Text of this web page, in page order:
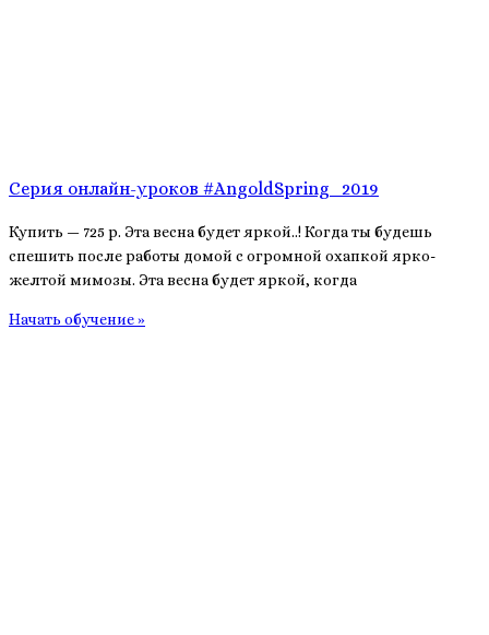
Серия онлайн-уроков #AngoldSpring_2019
Купить — 725 р. Эта весна будет яркой..! Когда ты будешь
спешить после работы домой с огромной охапкой ярко-
желтой мимозы. Эта весна будет яркой, когда
Начать обучение »